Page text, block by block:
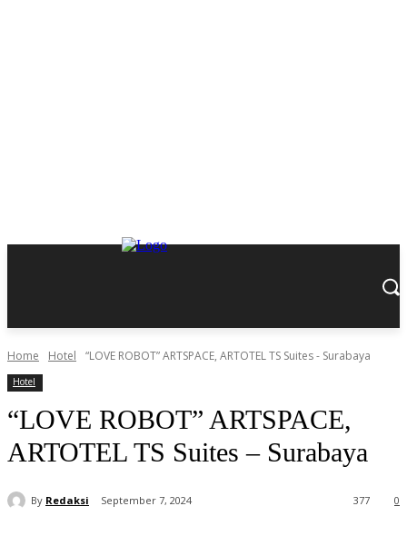
Home Hotel “LOVE ROBOT” ARTSPACE, ARTOTEL TS Suites - Surabaya
Hotel
“LOVE ROBOT” ARTSPACE,
ARTOTEL TS Suites – Surabaya
By Redaksi September 7, 2024 0
377